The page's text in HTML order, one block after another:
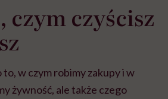
czym czyścisz
w czym robimy zakupy i w
żywność, ale także czego